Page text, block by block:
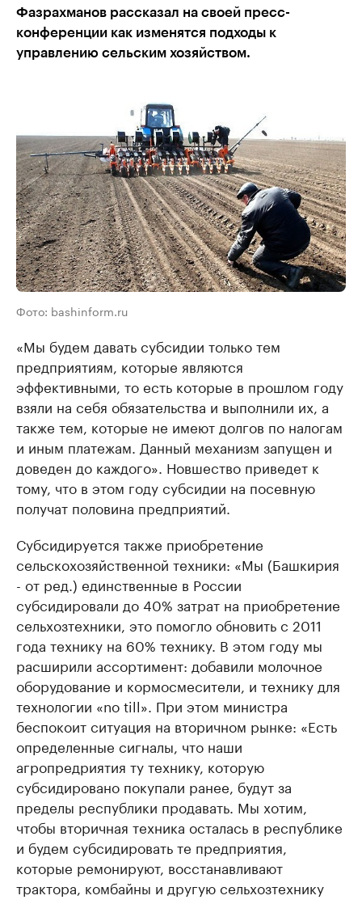
Фазрахманов рассказал на своей пресс-
конференции как изменятся подходы к
управлению сельским хозяйством.
Фото: bashinform.ru
«Мы будем давать субсидии только тем
предприятиям, которые являются
эффективными, то есть которые в прошлом году
взяли на себя обязательства и выполнили их, а
также тем, которые не имеют долгов по налогам
и иным платежам. Данный механизм запущен и
доведен до каждого». Новшество приведет к
тому, что в этом году субсидии на посевную
получат половина предприятий.
Субсидируется также приобретение
сельскохозяйственной техники: «Мы (Башкирия
- от ред.) единственные в России
субсидировали до 40% затрат на приобретение
сельхозтехники, это помогло обновить с 2011
года технику на 60% технику. В этом году мы
расширили ассортимент: добавили молочное
оборудование и кормосмесители, и технику для
технологии «no till». При этом министра
беспокоит ситуация на вторичном рынке: «Есть
определенные сигналы, что наши
агропредриятия ту технику, которую
субсидировано покупали ранее, будут за
пределы республики продавать. Мы хотим,
чтобы вторичная техника осталась в республике
и будем субсидировать те предприятия,
которые ремонируют, восстанавливают
трактора, комбайны и другую сельхозтехнику